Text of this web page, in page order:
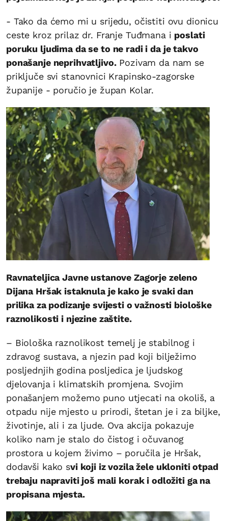
- Tako da ćemo mi u srijedu, očistiti ovu dionicu
ceste kroz prilaz dr. Franje Tuđmana i poslati
poruku ljudima da se to ne radi i da je takvo
ponašanje neprihvatljivo.Pozivam da nam se
priključe svi stanovnici Krapinsko-zagorske
županije - poručio je župan Kolar.
Ravnateljica Javne ustanove Zagorje zeleno
Dijana Hršak istaknula je kako je svaki dan
prilika za podizanje svijesti o važnosti biološke
raznolikosti i njezine zaštite.
– Biološka raznolikost temelj je stabilnog i
zdravog sustava, a njezin pad koji bilježimo
posljednjih godina posljedica je ljudskog
djelovanja i klimatskih promjena. Svojim
ponašanjem možemo puno utjecati na okoliš, a
otpadu nije mjesto u prirodi, štetan je i za biljke,
životinje, ali i za ljude. Ova akcija pokazuje
koliko nam je stalo do čistog i očuvanog
prostora u kojem živimo – poručila je Hršak,
dodavši kako svi koji iz vozila žele ukloniti otpad
trebaju napraviti još mali korak i odložiti ga na
propisana mjesta.